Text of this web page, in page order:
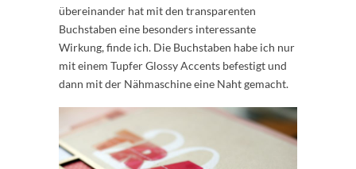
übereinander hat mit den transparenten
Buchstaben eine besonders interessante
Wirkung, finde ich. Die Buchstaben habe ich nur
mit einem Tupfer Glossy Accents befestigt und
dann mit der Nähmaschine eine Naht gemacht.